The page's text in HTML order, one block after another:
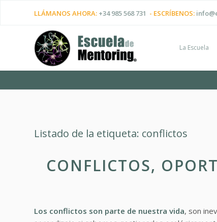
LLÁMANOS AHORA: +34 985 568 731 - ESCRÍBENOS:
La Escuela
Listado de la etiqueta: conflictos
CONFLICTOS,
Los conflictos son parte de nuestra vida, son